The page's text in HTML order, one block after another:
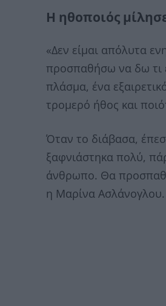
Η ηθοποιός
«Δεν είμαι απόλυτα
προσπαθήσω να δω τι
πλάσμα, ένα
τρομερό ήθος και
Όταν το διάβασα,
ξαφνιάστηκα πολύ,
άνθρωπο. Θα
η Μαρίνα Ασλάνογλου.